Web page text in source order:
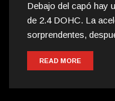
Debajo del capó hay
de 2.4 DOHC. La
sorprendentes,
READ MORE